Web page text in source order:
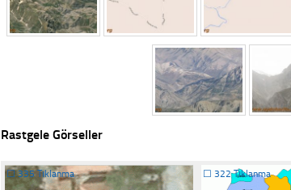
Rastgele Görseller
☐335 Tıklanma ☐ 322 Tıklanma